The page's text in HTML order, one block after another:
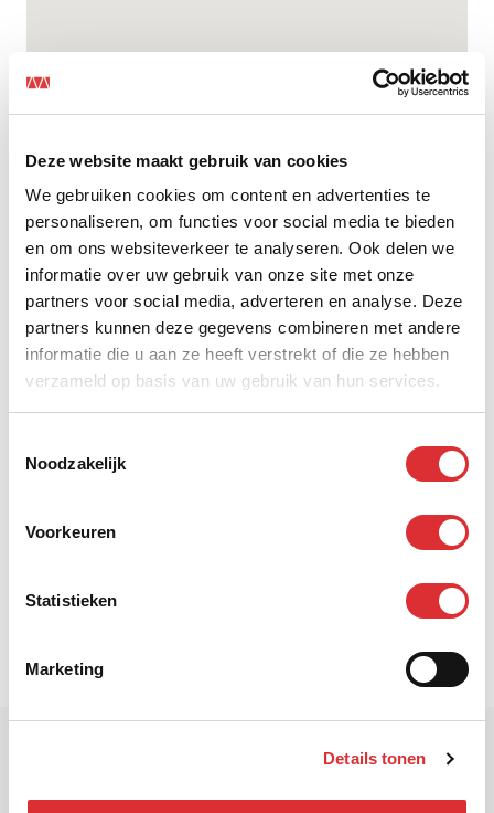
Deze website maakt gebruik van cookies
We gebruiken cookies om content en advertenties te
personaliseren, om functies voor social media te bieden
en om ons websiteverkeer te analyseren. Ook delen we
informatie over uw gebruik van onze site met onze
partners voor social media, adverteren en analyse. Deze
partners kunnen deze gegevens combineren met andere
informatie die u aan ze heeft verstrekt of die ze hebben
verzameld op basis van uw gebruik van hun services.
Noodzakelijk
Voorkeuren
Statistieken
Marketing
Details tonen
Hoofdkantoor
Le Havre 1 5627 ST Eindhoven
info@mansveld.nl
040 259 11 11
Postadres
Postbus 1067